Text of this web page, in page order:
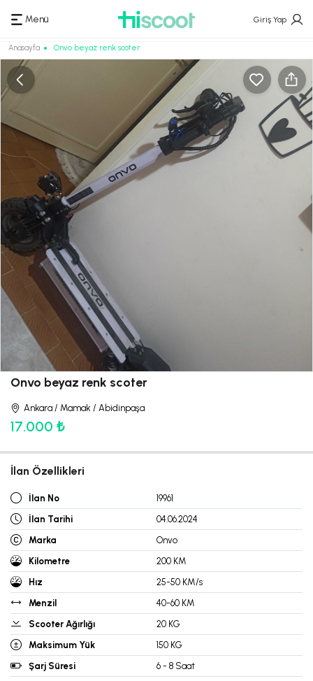
Menü Giriş Yap
Anasayfa Onvo beyaz renk scoter
Onvo beyaz renk scoter
Ankara / Mamak / Abidinpaşa
17.000 ₺
İlan Özellikleri
İlan No
19961
İlan Tarihi
04.06.2024
Marka
Onvo
Kilometre
200 KM
Hız
25-50 KM/s
Menzil
40-60 KM
Scooter Ağırlığı
20 KG
Maksimum Yük
150 KG
Şarj Süresi
6 - 8 Saat